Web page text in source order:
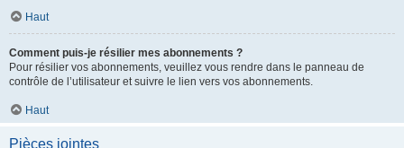
Haut
Comment puis-je résilier mes abonnements ?
Pour résilier vos abonnements, veuillez vous rendre dans le panneau de
contrôle de l’utilisateur et suivre le lien vers vos abonnements.
Haut
Pièces jointes